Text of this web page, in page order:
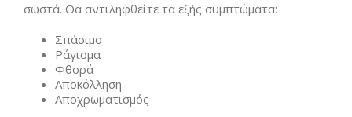
σωστά. Θα αντιληφθείτε τα εξής συμπτώματα:
Σπάσιμο
Ράγισμα
Φθορά
Αποκόλληση
Αποχρωματισμός